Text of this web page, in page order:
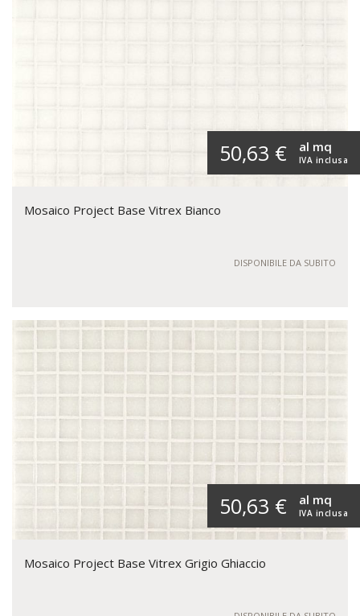
50,63 € IVA inclusa
al mq
Mosaico Project Base Vitrex Bianco
DISPONIBILE DA SUBITO
50,63 € IVA inclusa
al mq
Mosaico Project Base Vitrex Grigio Ghiaccio